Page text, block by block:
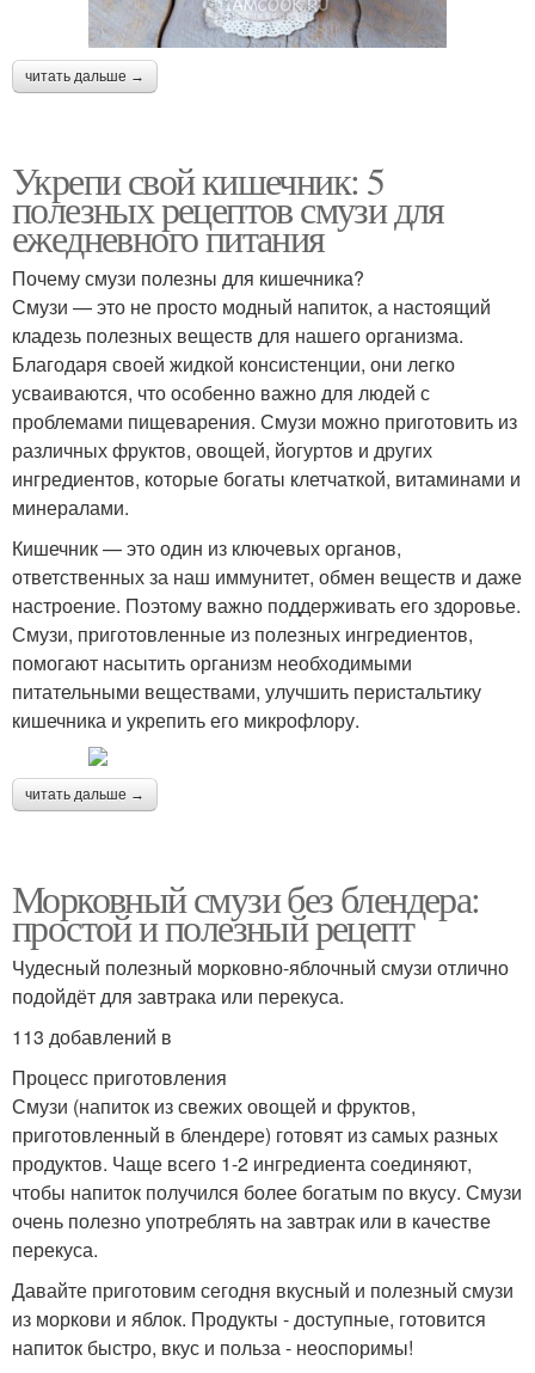
читать дальше →
Укрепи свой кишечник: 5
полезных рецептов смузи для
ежедневного питания
Почему смузи полезны для кишечника?
Смузи — это не просто модный напиток, а настоящий
кладезь полезных веществ для нашего организма.
Благодаря своей жидкой консистенции, они легко
усваиваются, что особенно важно для людей с
проблемами пищеварения. Смузи можно приготовить из
различных фруктов, овощей, йогуртов и других
ингредиентов, которые богаты клетчаткой, витаминами и
минералами.
Кишечник — это один из ключевых органов,
ответственных за наш иммунитет, обмен веществ и даже
настроение. Поэтому важно поддерживать его здоровье.
Смузи, приготовленные из полезных ингредиентов,
помогают насытить организм необходимыми
питательными веществами, улучшить перистальтику
кишечника и укрепить его микрофлору.
читать дальше →
Морковный смузи без блендера:
простой и полезный рецепт
Чудесный полезный морковно-яблочный смузи отлично
подойдёт для завтрака или перекуса.
113 добавлений в
Процесс приготовления
Смузи (напиток из свежих овощей и фруктов,
приготовленный в блендере) готовят из самых разных
продуктов. Чаще всего 1-2 ингредиента соединяют,
чтобы напиток получился более богатым по вкусу. Смузи
очень полезно употреблять на завтрак или в качестве
перекуса.
Давайте приготовим сегодня вкусный и полезный смузи
из моркови и яблок. Продукты - доступные, готовится
напиток быстро, вкус и польза - неоспоримы!